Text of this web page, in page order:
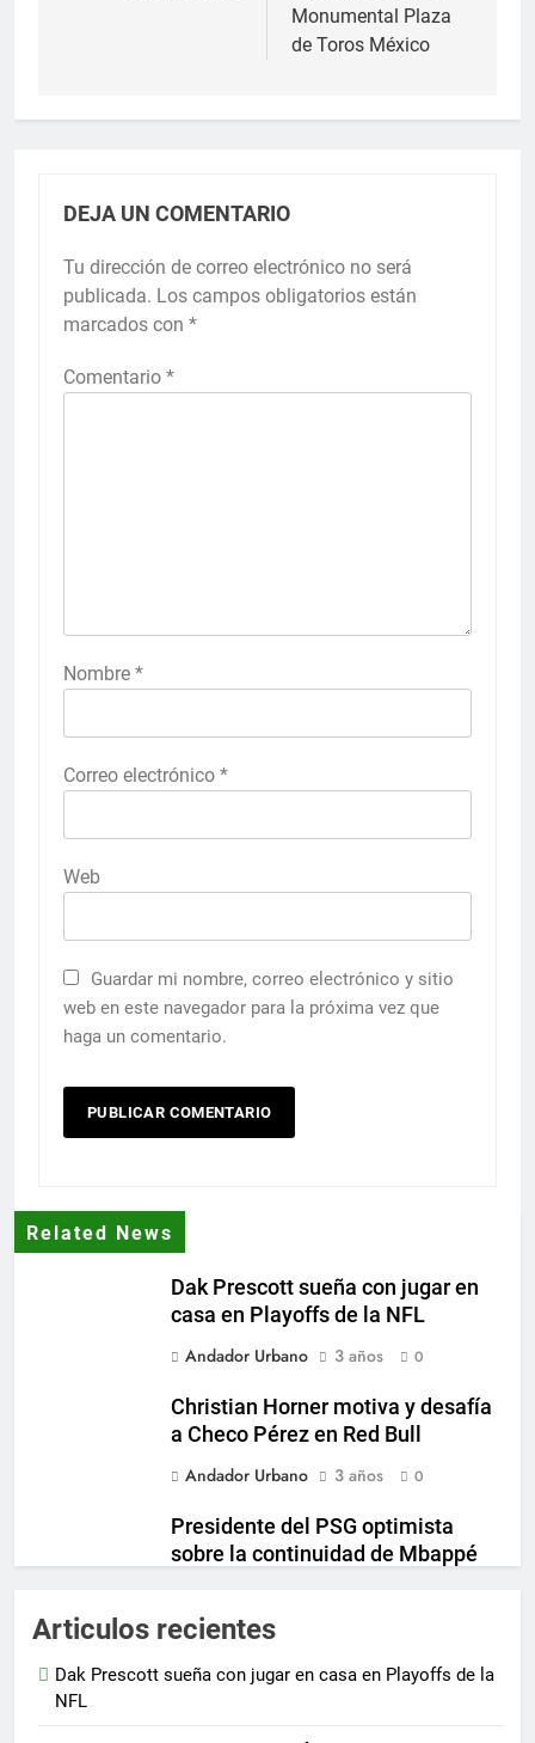
Monumental Plaza
de Toros México
DEJA UN COMENTARIO
Tu dirección de correo electrónico no será
publicada. Los campos obligatorios están
marcados con *
Comentario *
Nombre *
Correo electrónico *
Web
Guardar mi nombre, correo electrónico y sitio
web en este navegador para la próxima vez que
haga un comentario.
Related News
Dak Prescott sueña con jugar en
casa en Playoffs de la NFL
Andador Urbano
3 años 0
Christian Horner motiva y desafía
a Checo Pérez en Red Bull
Andador Urbano
3 años 0
Presidente del PSG optimista
sobre la continuidad de Mbappé
Andador Urbano
Inter Miami incrementa su
Articulos recientes
Dak Prescott sueña con jugar en casa en Playoffs de la
NFL